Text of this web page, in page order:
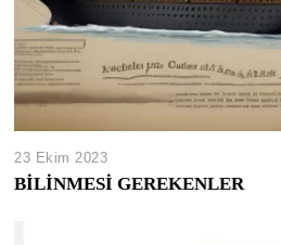
23 Ekim 2023
BİLİNMESİ GEREKENLER